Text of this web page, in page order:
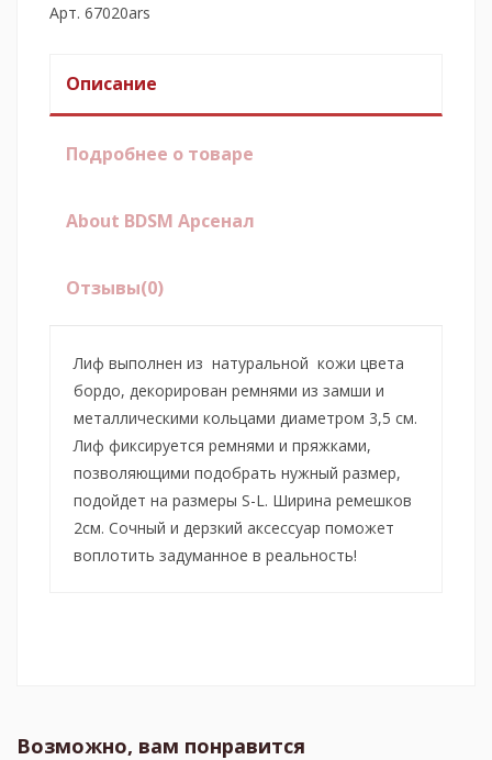
Арт. 67020ars
Описание
Подробнее о товаре
About BDSM Арсенал
Отзывы(0)
Лиф выполнен из натуральной кожи цвета
бордо, декорирован ремнями из замши и
металлическими кольцами диаметром 3,5 см.
Лиф фиксируется ремнями и пряжками,
позволяющими подобрать нужный размер,
подойдет на размеры S-L. Ширина ремешков
2см. Сочный и дерзкий аксессуар поможет
воплотить задуманное в реальность!
Возможно, вам понравится